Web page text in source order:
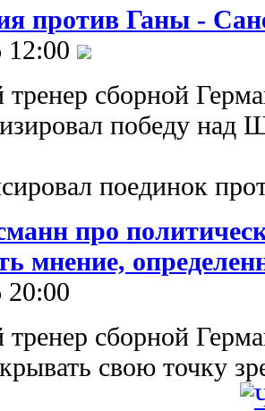
против Ганы -
12:00
тренер сборной
победу над
поединок
про
мнение,
20:00
тренер сборной
свою точку